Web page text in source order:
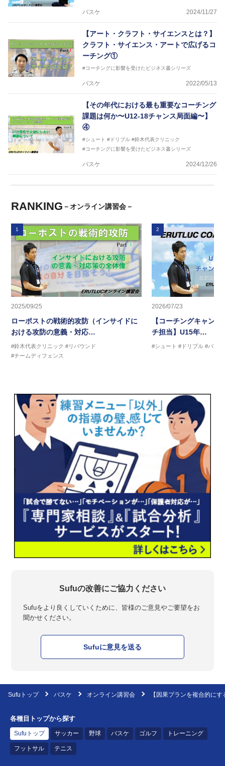
バスケ 2024/11/27
【アート・クラフト・サイエンスとは？】
クラフト・サイエンス・アートで広げるコ
ーチング①
#コーチングに影響を受けたビジネス書シリーズ
バスケ 2022/05/13
【その年代における最も重要なコーチング
課題は何か〜U12-18チャンス局面編〜】
④
#シュート #ドリブル #鈴木代表クリニック
#コーチングに影響を受けたビジネス書シリーズ
バスケ 2024/12/26
RANKING －オンライン講習会－
1
2025/09/25
ローポストの戦術的攻防（インサイドに
おける攻防の意義・対応…
#鈴木代表クリニック #リバウンド
#チームディフェンス
2
2026/07/23
【コーチングキャン
チ担当】U15年…
#シュート #ドリブル #パス
Sufuの改善にご協力ください
Sufuをより良くしていくために、皆様のご意見やご要望をお
聞かせください。
Sufuに意見を送る
Sufuトップ バスケ オンライン講習会 【因果プランを複合的に
各種目トップから探す
Sufuトップ サッカー 野球 バスケ ゴルフ トレーニング
フットサル テニス